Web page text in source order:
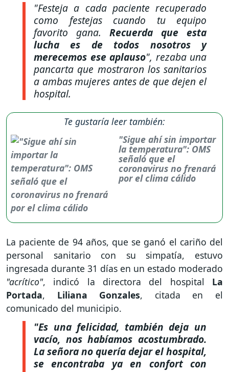
"Festeja a cada paciente recuperado
como festejas cuando tu equipo
favorito gana. Recuerda que esta
lucha es de todos nosotros y
merecemos ese aplauso", rezaba una
pancarta que mostraron los sanitarios
a ambas mujeres antes de que dejen el
hospital.
Te gustaría leer también:
"Sigue ahí sin importar
la temperatura": OMS
señaló que el
coronavirus no frenará
por el clima cálido
La paciente de 94 años, que se ganó el cariño del
personal sanitario con su simpatía, estuvo
ingresada durante 31 días en un estado moderado
"acrítico", indicó la directora del hospital La
Portada, Liliana Gonzales, citada en el
comunicado del municipio.
"Es una felicidad, también deja un
vacío, nos habíamos acostumbrado.
La señora no quería dejar el hospital,
se encontraba ya en confort con